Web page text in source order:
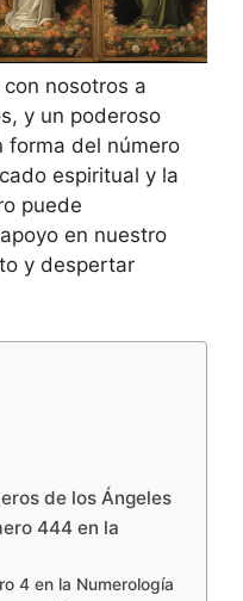
nosotros a
y un poderoso
forma del número
espiritual y la
puede
en nuestro
y despertar
de los Ángeles
444 en la
4 en la Numerología